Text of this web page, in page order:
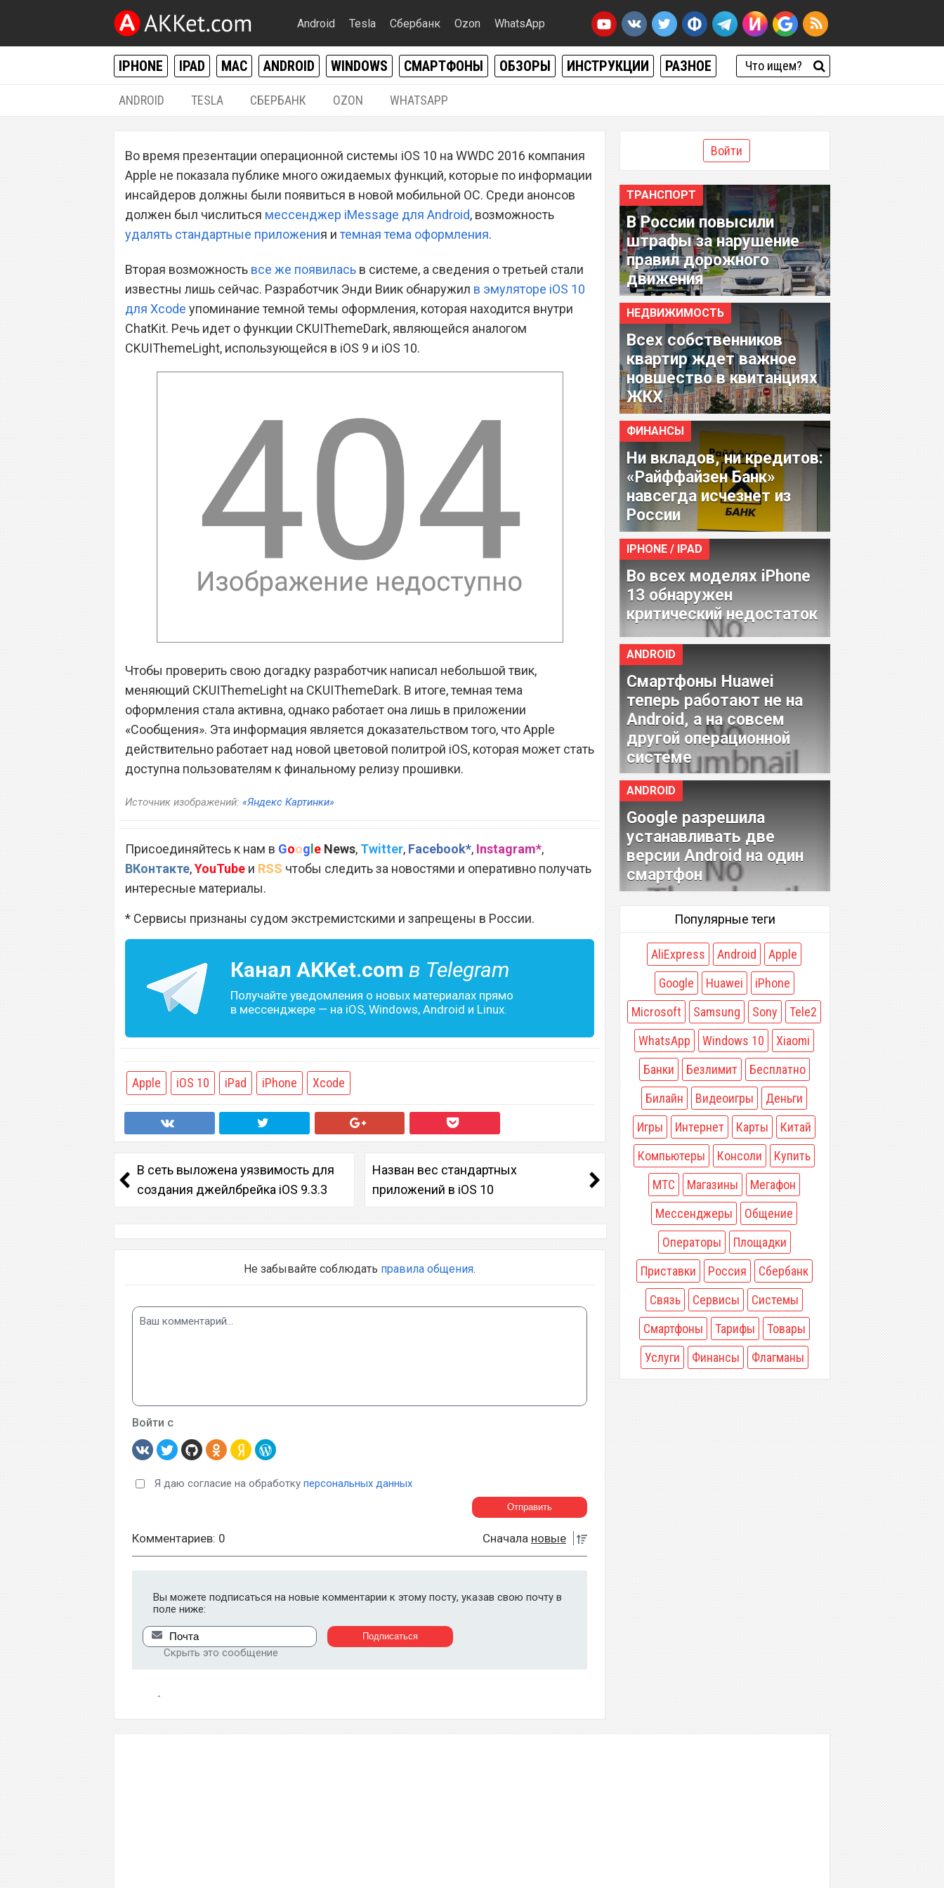
Android Tesla Сбербанк Ozon WhatsApp
IPHONE IPAD MAC ANDROID WINDOWS СМАРТФОНЫ ОБЗОРЫ ИНСТРУКЦИИ РАЗНОЕ
ANDROID TESLA СБЕРБАНК OZON WHATSAPP
В iOS 10 обнаружили темный режим
оформления
Во время презентации операционной системы iOS 10 на WWDC 2016 компания
Apple не показала публике много ожидаемых функций, которые по информации
инсайдеров должны были появиться в новой мобильной ОС. Среди анонсов
должен был числиться мессенджер iMessage для Android, возможность
удалять стандартные приложения итемная тема оформления.
Вторая возможность все же появилась в системе, а сведения о третьей стали
известны лишь сейчас. Разработчик Энди Виик обнаружил в эмуляторе iOS 10
для Xcode упоминание темной темы оформления, которая находится внутри
ChatKit. Речь идет о функции CKUIThemeDark, являющейся аналогом
CKUIThemeLight, использующейся в iOS 9 и iOS 10.
Чтобы проверить свою догадку разработчик написал небольшой твик,
меняющий CKUIThemeLight на CKUIThemeDark. В итоге, темная тема
оформления стала активна, однако работает она лишь в приложении
«Сообщения». Эта информация является доказательством того, что Apple
действительно работает над новой цветовой политрой iOS, которая может стать
доступна пользователям к финальному релизу прошивки.
Источник изображений: «Яндекс Картинки»
Присоединяйтесь к нам в Goog e News, Twitter, Facebook*, Instagram*,
ВКонтакте,YouTube и RSS чтобы следить за новостями и оперативно получать
интересные материалы.
* Сервисы признаны судом экстремистскими и запрещены в России.
Канал AKKet.com в Telegram
Получайте уведомления о новых материалах прямо
в мессенджере — на iOS, Windows, Android и Linux.
Apple iOS 10 iPad iPhone Xcode
В сеть выложена уязвимость для
создания джейлбрейка iOS 9.3.3
Назван вес стандартных
приложений в iOS 10
Не забывайте соблюдать правила общения.
Войти с
Я даю согласие на обработку персональных данных
Комментариев: 0 Сначала новые
Вы можете подписаться на новые комментарии к этому посту, указав свою почту в
поле ниже:
Скрыть это сообщение
Войти
ТРАНСПОРТ
В России повысили
штрафы за нарушение
правил дорожного
движения
НЕДВИЖИМОСТЬ
Всех собственников
квартир ждет важное
новшество в квитанциях
ЖКХ
ФИНАНСЫ
Ни вкладов, ни кредитов:
«Райффайзен Банк»
навсегда исчезнет из
России
IPHONE / IPAD
Во всех моделях iPhone
13 обнаружен
критический недостаток
ANDROID
Смартфоны Huawei
теперь работают не на
Android, а на совсем
другой операционной
системе
ANDROID
Google разрешила
устанавливать две
версии Android на один
смартфон
Популярные теги
AliExpress Android
Apple
Google
Huawei
iPhone
Microsoft
Samsung Sony
Tele2
WhatsApp
Windows 10
Xiaomi
Банки
Безлимит
Бесплатно
Билайн
Видеоигры
Деньги
Игры
Интернет Карты
Китай
Компьютеры
Консоли
Купить
МТС
Магазины
Мегафон
Мессенджеры
Общение
Операторы
Площадки
Приставки
Россия
Сбербанк
Связь
Сервисы
Системы
Смартфоны
Тарифы
Товары
Услуги
Финансы Флагманы